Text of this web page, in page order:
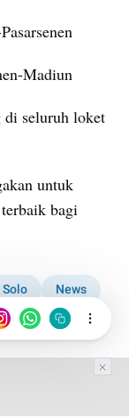
Madiun
di seluruh loket
untuk
bagi
Solo
News